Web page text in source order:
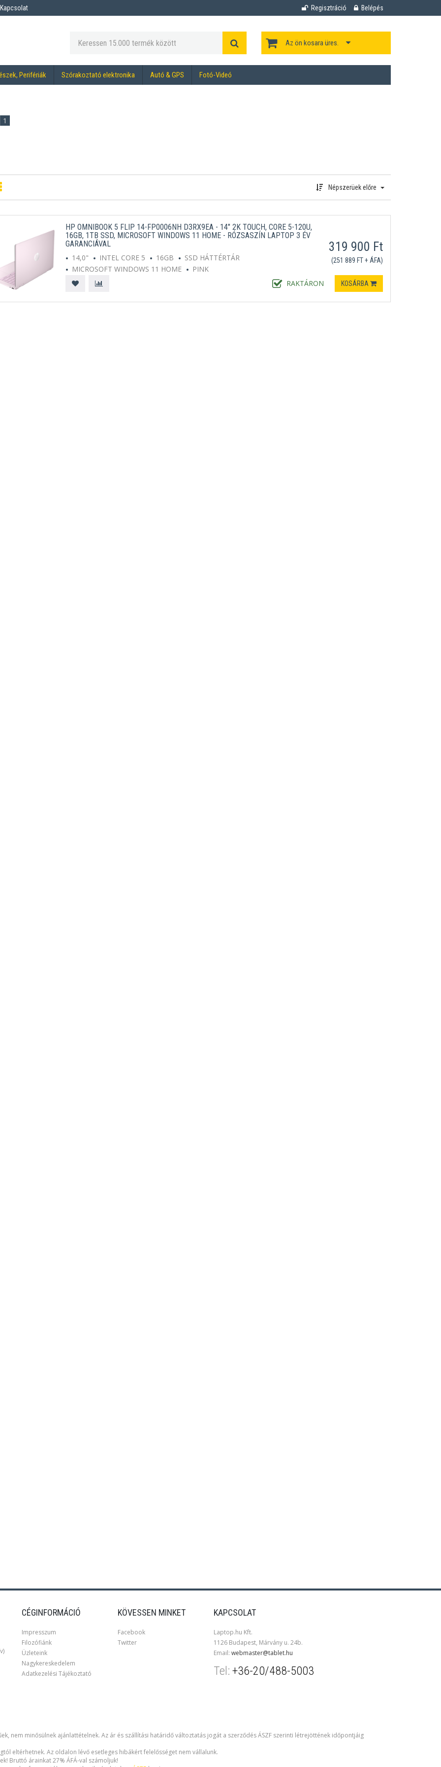
Kapcsolat Regisztráció Belépés
Az ön kosara üres.
Perifériák Szórakoztató elektronika Autó & GPS Fotó-Videó
1
Népszerüek előre
HP OMNIBOOK 5 FLIP 14-FP0006NH D3RX9EA - 14" 2K TOUCH, CORE 5-120U,
16GB, 1TB SSD, MICROSOFT WINDOWS 11 HOME - RÓZSASZÍN LAPTOP 3 ÉV
GARANCIÁVAL
14,0"
INTEL CORE 5 16GB
SSD HÁTTÉRTÁR
MICROSOFT WINDOWS 11 HOME
PINK
RAKTÁRON
319 900 Ft
(251 889 FT + ÁFA)
KOSÁRBA
CÉGINFORMÁCIÓ
Impresszum
Filozófiánk
Üzleteink
Nagykereskedelem
Adatkezelési Tájékoztató
KÖVESSEN MINKET
Facebook
Twitter
KAPCSOLAT
Laptop.hu Kft.
1126 Budapest, Márvány u. 24b.
Email: webmaster@tablet.hu
Tel: +36-20/488-5003
nem minősülnek ajánlattételnek. Az ár és szállítási határidő változtatás jogát a szerződés ÁSZF szerinti létrejöttének időpontjáig
eltérhetnek. Az oldalon lévő esetleges hibákért felelősséget nem vállalunk.
Bruttó árainkat 27% ÁFÁ-val számoljuk!